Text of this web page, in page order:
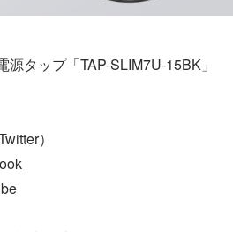
タップ「TAP-SLIM7U-15BK」
）